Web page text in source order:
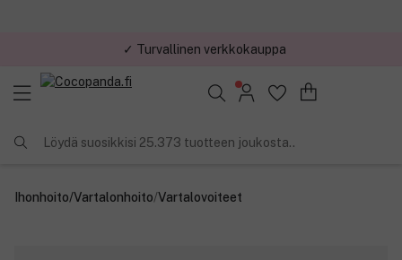
✓ Turvallinen verkkokauppa
Löydä suosikkisi 25.373 tuotteen joukosta..
Ihonhoito/Vartalonhoito/Vartalovoiteet